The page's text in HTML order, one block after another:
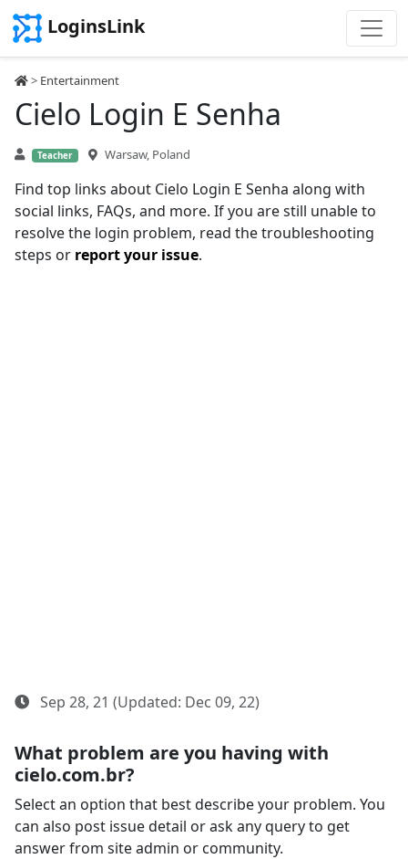
LoginsLink
> Entertainment
Cielo Login E Senha
Teacher Warsaw, Poland
Find top links about Cielo Login E Senha along with
social links, FAQs, and more. If you are still unable to
resolve the login problem, read the troubleshooting
steps or report your issue.
Sep 28, 21 (Updated: Dec 09, 22)
What problem are you having with
cielo.com.br?
Select an option that best describe your problem. You
can also post issue detail or ask any query to get
answer from site admin or community.